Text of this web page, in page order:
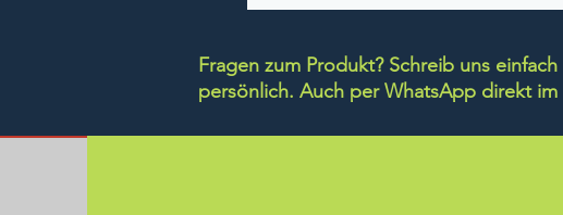
Fragen zum Produkt? Schreib uns
persönlich. Auch per WhatsApp direkt